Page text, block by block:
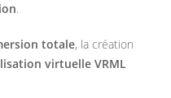
.
totale, la création
virtuelle VRML